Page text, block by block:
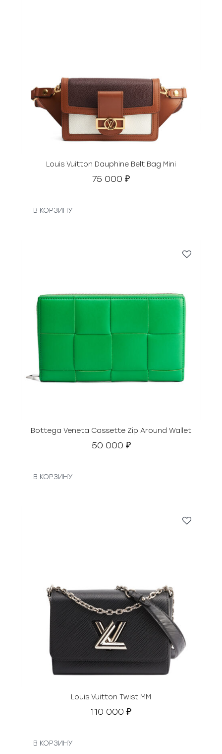
Louis Vuitton Dauphine Belt Bag Mini
75 000 ₽
В КОРЗИНУ
Bottega Veneta Cassette Zip Around Wallet
50 000 ₽
В КОРЗИНУ
Louis Vuitton Twist MM
110 000 ₽
В КОРЗИНУ